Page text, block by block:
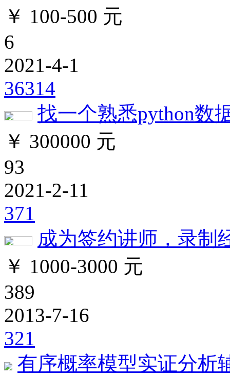
￥ 100-500 元
6
2021-4-1
36314
找一个熟悉python数
￥ 300000 元
93
2021-2-11
371
成为签约讲师，录制
￥ 1000-3000 元
389
2013-7-16
321
有序概率模型实证分析